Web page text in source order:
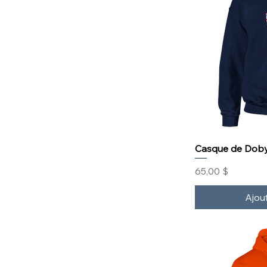
Casque de
Prix
65,00 $